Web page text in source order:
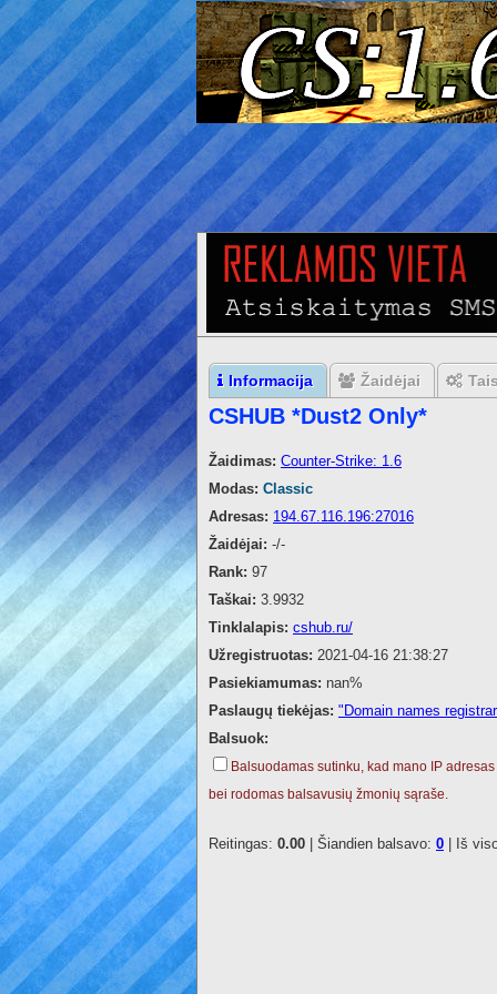
Informacija Žaidėjai
CSHUB *Dust2 Only*
Žaidimas: Counter-Strike: 1.6
Modas: Classic
Adresas: 194.67.116.196:27016
Žaidėjai: -/-
Rank: 97
Taškai: 3.9932
Tinklalapis: cshub.ru/
Užregistruotas: 2021-04-16 21:38:27
Pasiekiamumas: nan%
Paslaugų tiekėjas: "Domain names
Balsuok:
Balsuodamas sutinku, kad mano IP
bei rodomas balsavusių žmonių sąraše.
Reitingas: 0.00 | Šiandien balsavo: 0 | Iš